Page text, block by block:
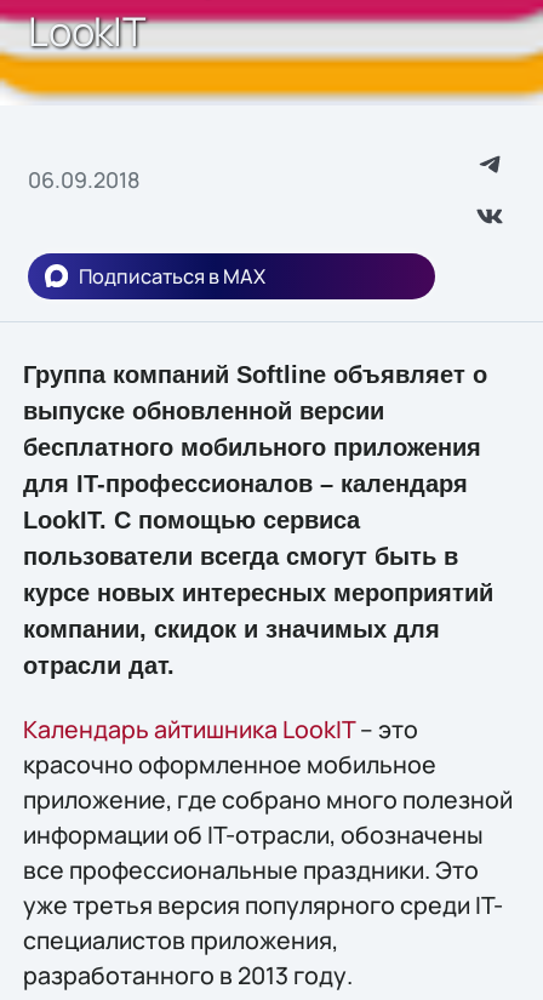
LookIT
06.09.2018
Подписаться в MAX
Группа компаний Softline объявляет о
выпуске обновленной версии
бесплатного мобильного приложения
для IT-профессионалов – календаря
LookIT. С помощью сервиса
пользователи всегда смогут быть в
курсе новых интересных мероприятий
компании, скидок и значимых для
отрасли дат.
Календарь айтишника LookIT– это
красочно оформленное мобильное
приложение, где собрано много полезной
информации об IT-отрасли, обозначены
все профессиональные праздники. Это
уже третья версия популярного среди IT-
специалистов приложения,
разработанного в 2013 году.